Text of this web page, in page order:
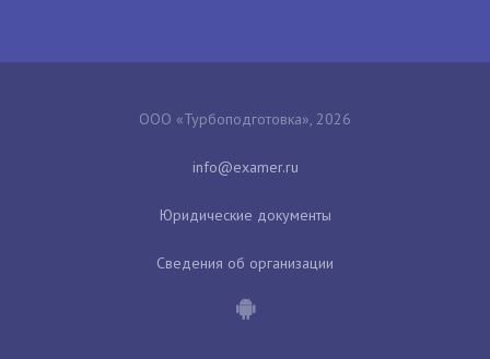
ООО «Турбоподготовка», 2026
Юридические документы
Сведения об организации